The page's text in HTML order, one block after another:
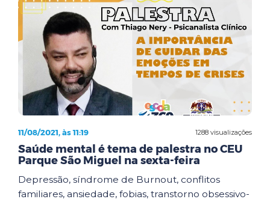
1288 visualizações
11/08/2021, às 11:19
Saúde mental é tema de palestra no CEU
Parque São Miguel na sexta-feira
Depressão, síndrome de Burnout, conflitos
familiares, ansiedade, fobias, transtorno obsessivo-